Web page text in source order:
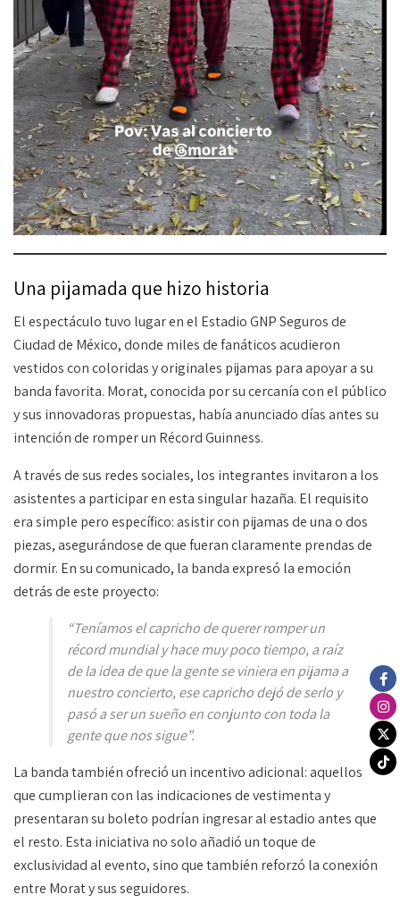
Una pijamada que hizo historia
El espectáculo tuvo lugar en el Estadio GNP Seguros de
Ciudad de México, donde miles de fanáticos acudieron
vestidos con coloridas y originales pijamas para apoyar a su
banda favorita. Morat, conocida por su cercanía con el público
y sus innovadoras propuestas, había anunciado días antes su
intención de romper un Récord Guinness.
A través de sus redes sociales, los integrantes invitaron a los
asistentes a participar en esta singular hazaña. El requisito
era simple pero específico: asistir con pijamas de una o dos
piezas, asegurándose de que fueran claramente prendas de
dormir. En su comunicado, la banda expresó la emoción
detrás de este proyecto:
“Teníamos el capricho de querer romper un
récord mundial y hace muy poco tiempo, a raíz
de la idea de que la gente se viniera en pijama a
nuestro concierto, ese capricho dejó de serlo y
pasó a ser un sueño en conjunto con toda la
gente que nos sigue”.
La banda también ofreció un incentivo adicional: aquellos
que cumplieran con las indicaciones de vestimenta y
presentaran su boleto podrían ingresar al estadio antes que
el resto. Esta iniciativa no solo añadió un toque de
exclusividad al evento, sino que también reforzó la conexión
entre Morat y sus seguidores.